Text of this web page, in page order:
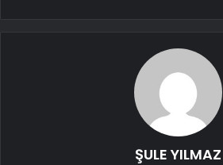
ŞULE YILMAZ